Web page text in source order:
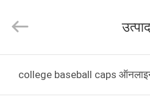
Manufacturing
Rights
college baseball caps ऑनलाइन